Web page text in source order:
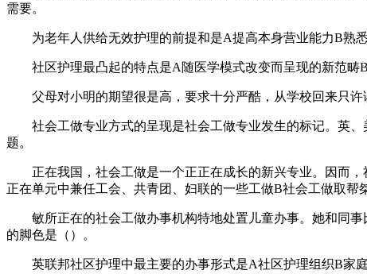
需要。
为老年人供给无效护理的前提和是A提高本身营业能力B熟悉
社区护理最凸起的特点是A随医学模式改变而呈现的新范畴B
父母对小明的期望很是高，要求十分严酷，从学校回来只许
社会工做专业方式的呈现是社会工做专业发生的标记。英、
题。
正在我国，社会工做是一个正正在成长的新兴专业。因而，
正在单元中兼任工会、共青团、妇联的一些工做B社会工做取
敏所正在的社会工做办事机构特地处置儿童办事。她和同事
的脚色是（）。
英联邦社区护理中最主要的办事形式是A社区护理组织B家庭